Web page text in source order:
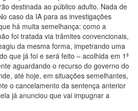
destinada ao público adulto. Nada de
caso da IA para as investigações
há muita semelhança: como a
foi tratada via trâmites convencionais,
da mesma forma, impetrando uma
que já foi e será feito – acolhida em 1ª
aguardando o recurso do governo do
até hoje, em situações semelhantes,
o cancelamento da sentença anterior
já anunciou que vai impugnar a